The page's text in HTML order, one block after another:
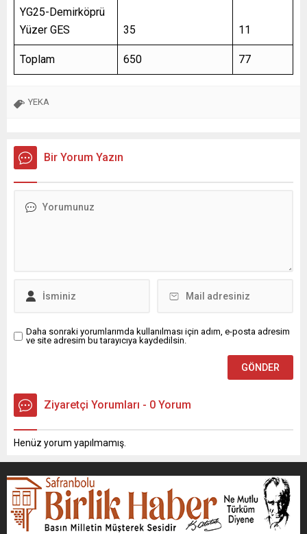
YG25-Demirköprü
Yüzer GES
35 11
Toplam 650 77
YEKA
Bir Yorum Yazın
Daha sonraki yorumlarımda kullanılması için adım, e-posta adresim
ve site adresim bu tarayıcıya kaydedilsin.
Ziyaretçi Yorumları - 0 Yorum
Henüz yorum yapılmamış.